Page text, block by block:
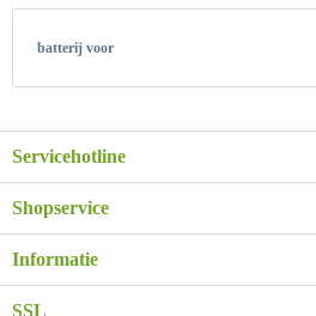
batterij voor
Servicehotline
Shopservice
Informatie
SSL